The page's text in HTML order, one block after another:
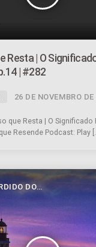
Resta | O
| #282
26 DE NOVEMBRO
que Resta | O Significado
Resende Podcast: Play
DO